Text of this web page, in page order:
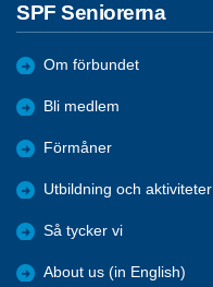
SPF Seniorerna
Om förbundet
Bli medlem
Förmåner
Utbildning och aktiviteter
Så tycker vi
About us (in English)